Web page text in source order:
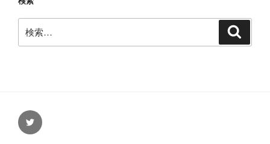
索:
Twitter